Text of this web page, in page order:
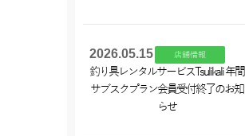
2026.05.15 店舗情報
釣り具レンタルサービスTsulikali 年間
サブスクプラン会員受付終了のお知
らせ